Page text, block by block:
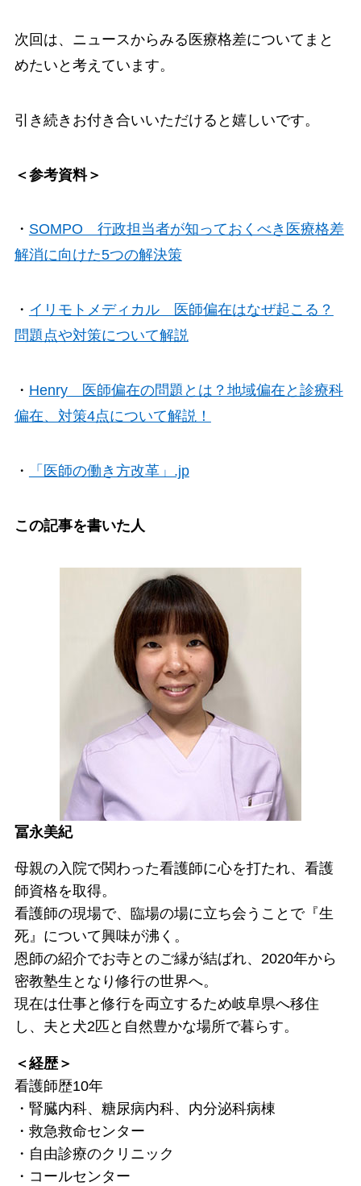
次回は、ニュースからみる医療格差についてまと
めたいと考えています。
引き続きお付き合いいただけると嬉しいです。
＜参考資料＞
・ SOMPO 行政担当者が知っておくべき医療格差
解消に向けた5つの解決策
・ イリモトメディカル 医師偏在はなぜ起こる？
問題点や対策について解説
・ Henry 医師偏在の問題とは？地域偏在と診療科
偏在、対策4点について解説！
・ 「医師の働き方改革」.jp
この記事を書いた人
冨永美紀
母親の入院で関わった看護師に心を打たれ、看護
師資格を取得。
看護師の現場で、臨場の場に立ち会うことで『生
死』について興味が沸く。
恩師の紹介でお寺とのご縁が結ばれ、2020年から
密教塾生となり修行の世界へ。
現在は仕事と修行を両立するため岐阜県へ移住
し、夫と犬2匹と自然豊かな場所で暮らす。
＜経歴＞
看護師歴10年
・腎臓内科、糖尿病内科、内分泌科病棟
・救急救命センター
・自由診療のクリニック
・コールセンター